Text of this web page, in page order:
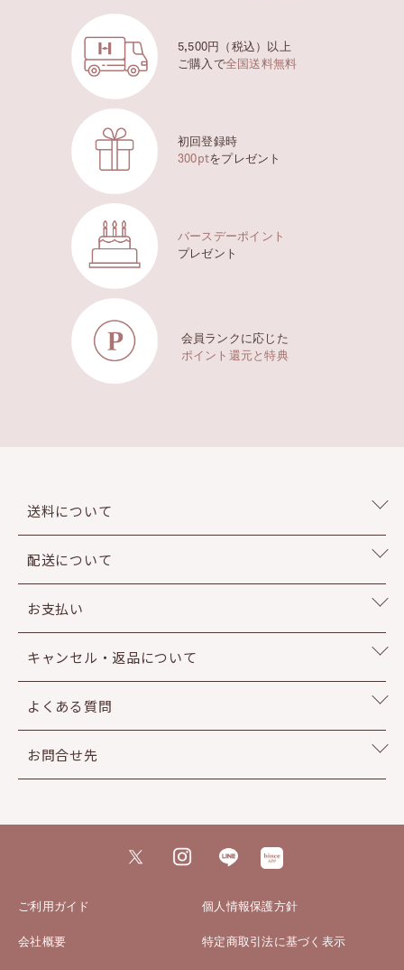
5,500円（税込）以上
ご購入で全国送料無料
初回登録時
300ptをプレゼント
バースデーポイント
プレゼント
会員ランクに応じた
ポイント還元と特典
送料について
配送について
お支払い
キャンセル・返品について
よくある質問
お問合せ先
ご利用ガイド 個人情報保護方針
会社概要 特定商取引法に基づく表示